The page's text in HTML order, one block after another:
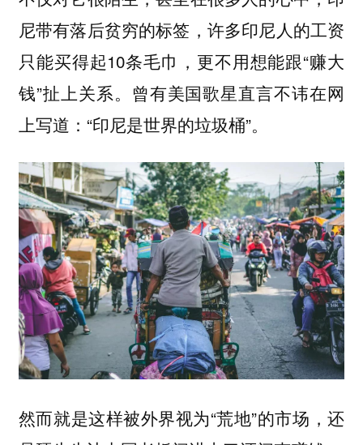
尼带有落后贫穷的标签，许多印尼人的工资
只能买得起10条毛巾，更不用想能跟“赚大
钱”扯上关系。曾有美国歌星直言不讳在网
上写道：“印尼是世界的垃圾桶”。
然而就是这样被外界视为“荒地”的市场，还